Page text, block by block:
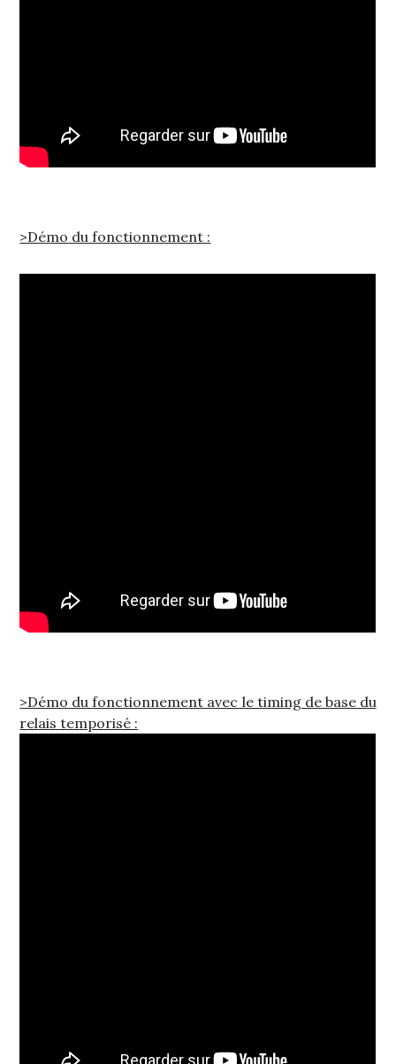
>Démo du fonctionnement :
>Démo du fonctionnement avec le timing de base du
relais temporisé :